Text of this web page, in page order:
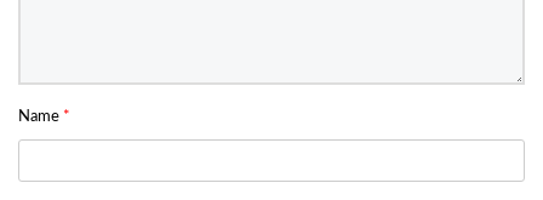
Name *